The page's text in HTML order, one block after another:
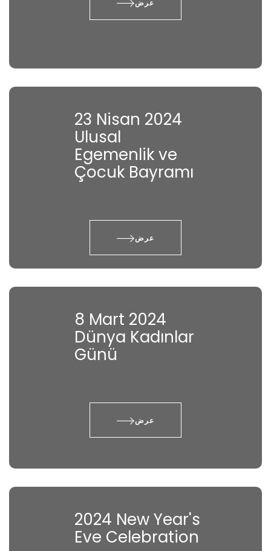
عرض
23 Nisan 2024
Ulusal
Egemenlik ve
Çocuk Bayramı
عرض
8 Mart 2024
Dünya Kadınlar
Günü
عرض
2024 New Year's
Eve Celebration